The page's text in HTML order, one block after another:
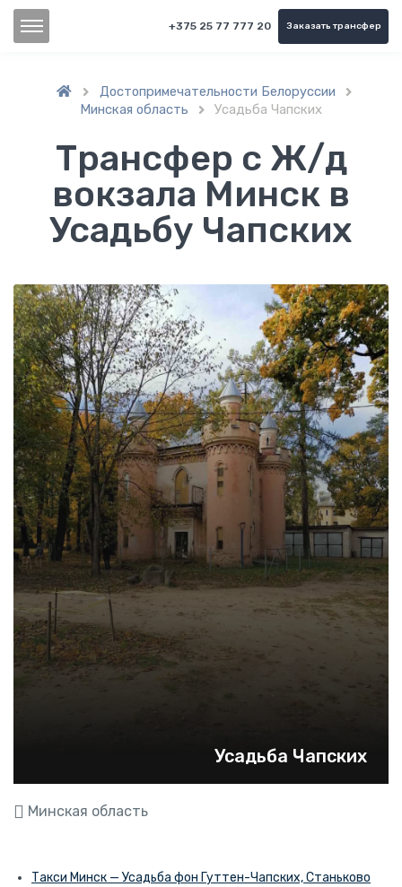
+375 25 77 777 20 Заказать трансфер
 Достопримечательности Белоруссии 
Минская область  Усадьба Чапских
Трансфер с Ж/д
вокзала Минск в
Усадьбу Чапских
Усадьба Чапских
Минская область
Такси Минск — Усадьба фон Гуттен-Чапских, Станьково